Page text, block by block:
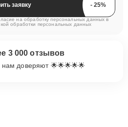
Отправить заявку
на обработку персональных данных в
обработки персональных данных
3 000 отзывов
нам доверяют 🌟🌟🌟🌟🌟